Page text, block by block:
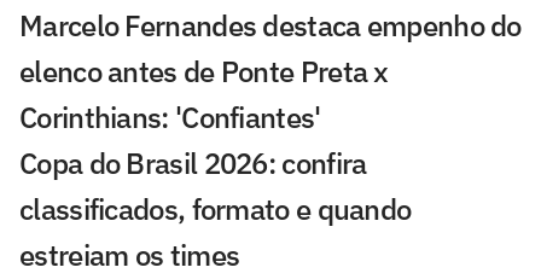
Marcelo Fernandes destaca empenho do
elenco antes de Ponte Preta x
Corinthians: 'Confiantes'
Copa do Brasil 2026: confira
classificados, formato e quando
estreiam os times